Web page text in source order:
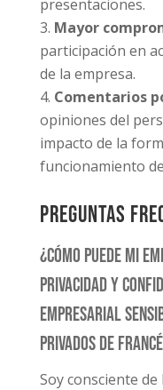
presentaciones.
Mayor
participación en
de la empresa.
Comentarios
opiniones del
impacto de la
funcionamiento
Preguntas
¿Cómo puede mi
privacidad y
empresarial
privados de
Soy consciente